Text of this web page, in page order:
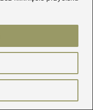
opublikowany.
*